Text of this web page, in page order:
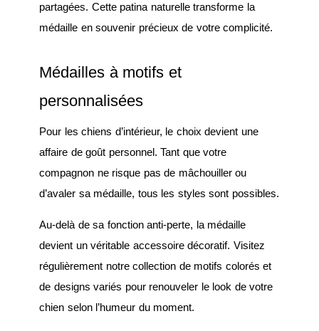
partagées. Cette patina naturelle transforme la
médaille en souvenir précieux de votre complicité.
Médailles à motifs et
personnalisées
Pour les chiens d’intérieur, le choix devient une
affaire de goût personnel. Tant que votre
compagnon ne risque pas de mâchouiller ou
d’avaler sa médaille, tous les styles sont possibles.
Au-delà de sa fonction anti-perte, la médaille
devient un véritable accessoire décoratif. Visitez
régulièrement notre collection de motifs colorés et
de designs variés pour renouveler le look de votre
chien selon l’humeur du moment.